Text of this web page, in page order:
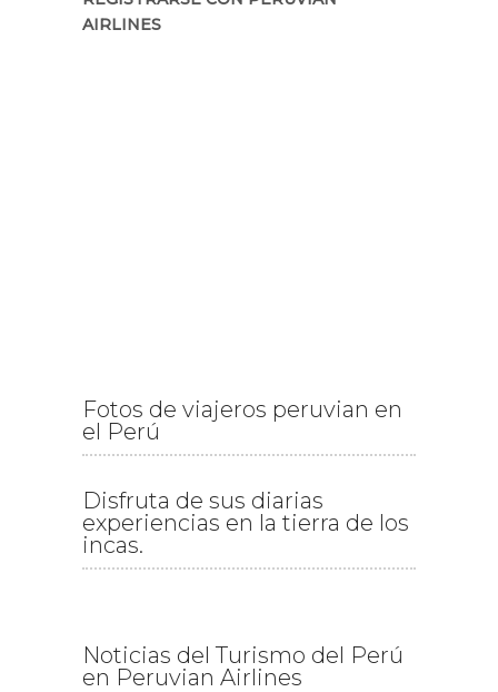
AIRLINES
Fotos de viajeros peruvian en
el Perú
Disfruta de sus diarias
experiencias en la tierra de los
incas.
Noticias del Turismo del Perú
en Peruvian Airlines